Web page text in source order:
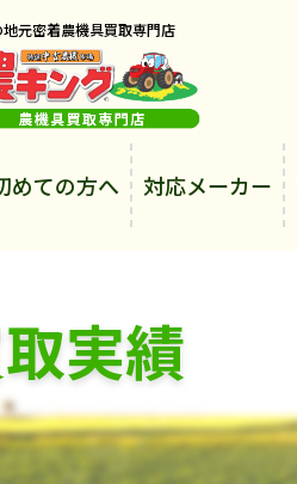
地元密着農機具買取専門店
めての方へ 対応メーカー
実績